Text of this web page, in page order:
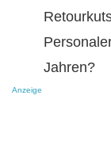
Jahren?
Anzeige